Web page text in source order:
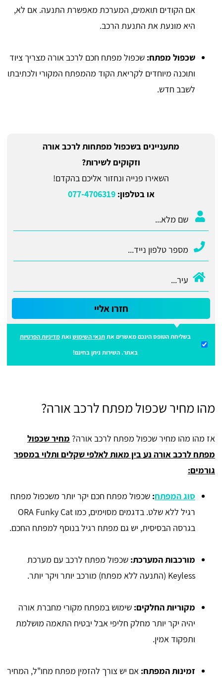
אם הקודים תואמים, המערכת מאפשרת התנעה. אם לא,
היא מונעת את התנעת הרכב.
שכפול מפתח: שכפול מפתח חכם לרכב אורה מצריך ציוד
ותוכנה מיוחדים לקריאת הקוד מהמפתח המקורי ולכתיבתו
לשבב חדש.
מתעניינים בשכפול מפתחות לרכב אורה
וזקוקים לשירות?
השאירו פנייה ונחזור אליכם בהקדם!
או בטלפון:077-4706319
חזרו אליי
בשליחת הטופס הינכם מאשרים אתתנאי השימושואתמדיניות הפרטיות
באתר. השירות ניתן בחינם!
מהו מחיר שכפול מפתח לרכב אורה?
אז מהו מהו מחיר שכפול מפתח לרכב אורה? מחיר שכפול
מפתח לרכב אורה נע בין מאות לאלפי שקלים ותלוי במספר
גורמים:
סוג המפתח: שכפול מפתח חכם יקר יותר משכפול מפתח
רגיל ללא שלט. בדגמים מסוימים, כמו ORA Funky Cat
בגרסה הבסיסית, יש גם מפתח רגיל בנוסף למפתח החכם.
מורכבות המערכת: שכפול מפתח לרכב עם מערכת
Keyless (התנעה ללא מפתח) מורכב יותר ויקר יותר.
מקוריות החלקים: שימוש במפתח מקורי מחברת אורה
יהיה יקר יותר מחלק חליפי אבל יבטיח התאמה מושלמת
ותפקוד אמין.
זמינות המפתח: אם יש צורך להזמין מפתח מחו"ל, המחיר